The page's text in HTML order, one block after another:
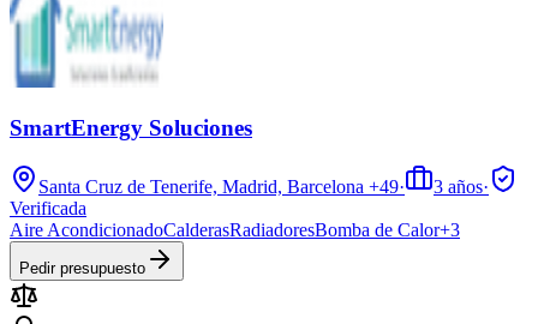
SmartEnergy Soluciones
Santa Cruz de Tenerife, Madrid, Barcelona +49· 3 años·
Verificada
Aire AcondicionadoCalderasRadiadoresBomba de Calor+3
Pedir presupuesto